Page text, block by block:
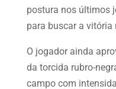
postura nos últimos
para buscar a vitória
O jogador ainda
da torcida rubro-
campo com